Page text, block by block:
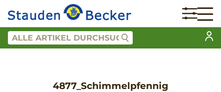
4877_Schimmelpfennig